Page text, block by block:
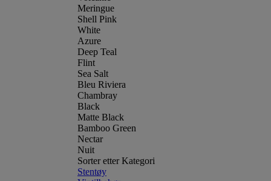
Meringue
Shell Pink
White
Azure
Deep Teal
Flint
Sea Salt
Bleu Riviera
Chambray
Black
Matte Black
Bamboo Green
Nectar
Nuit
Sorter etter Kategori
Stentøy